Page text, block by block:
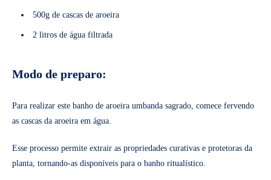
500g de cascas de aroeira
2 litros de água filtrada
Modo de preparo:
Para realizar este banho de aroeira umbanda sagrado, comece fervendo
as cascas da aroeira em água.
Esse processo permite extrair as propriedades curativas e protetoras da
planta, tornando-as disponíveis para o banho ritualístico.